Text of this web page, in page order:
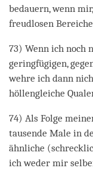
bedauern, wenn
freudlosen
73) Wenn ich noch
geringfügigen,
wehre ich dann
höllengleiche
74) Als Folge
tausende Male in
ähnliche
ich weder mir